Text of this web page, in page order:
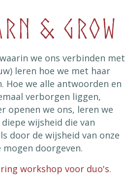
& grow
we ons verbinden met
leren hoe we met haar
Hoe we alle antwoorden en
verborgen liggen,
openen we ons, leren we
wijsheid die van
door de wijsheid van onze
doorgeven.
workshop voor duo's.